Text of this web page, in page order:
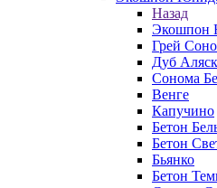
Назад
Экошпон
Грей
Дуб
Сонома
Венге
Капучино
Бетон
Бетон
Бьянко
Бетон